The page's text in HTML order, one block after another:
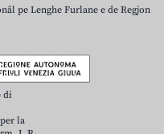
pe Lenghe Furlane e de Regjon
di
la